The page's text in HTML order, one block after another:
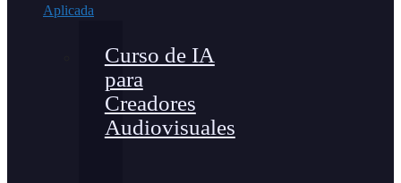
Aplicada
Curso de IA
para
Creadores
Audiovisuales